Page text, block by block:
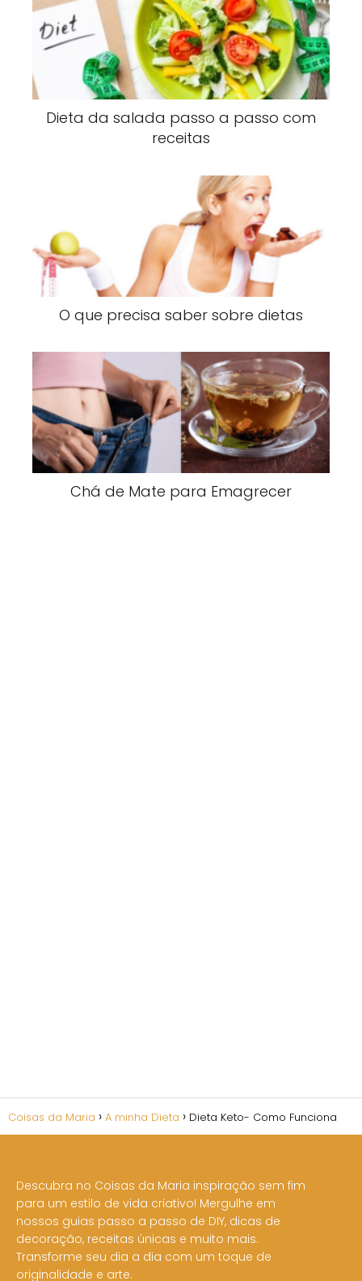
Dieta da salada passo a passo com
receitas
O que precisa saber sobre dietas
Chá de Mate para Emagrecer
Coisas da Maria A minha Dieta Dieta Keto- Como Funciona
Descubra no Coisas da Maria inspiração sem fim
para um estilo de vida criativo! Mergulhe em
nossos guias passo a passo de DIY, dicas de
decoração, receitas únicas e muito mais.
Transforme seu dia a dia com um toque de
originalidade e arte.